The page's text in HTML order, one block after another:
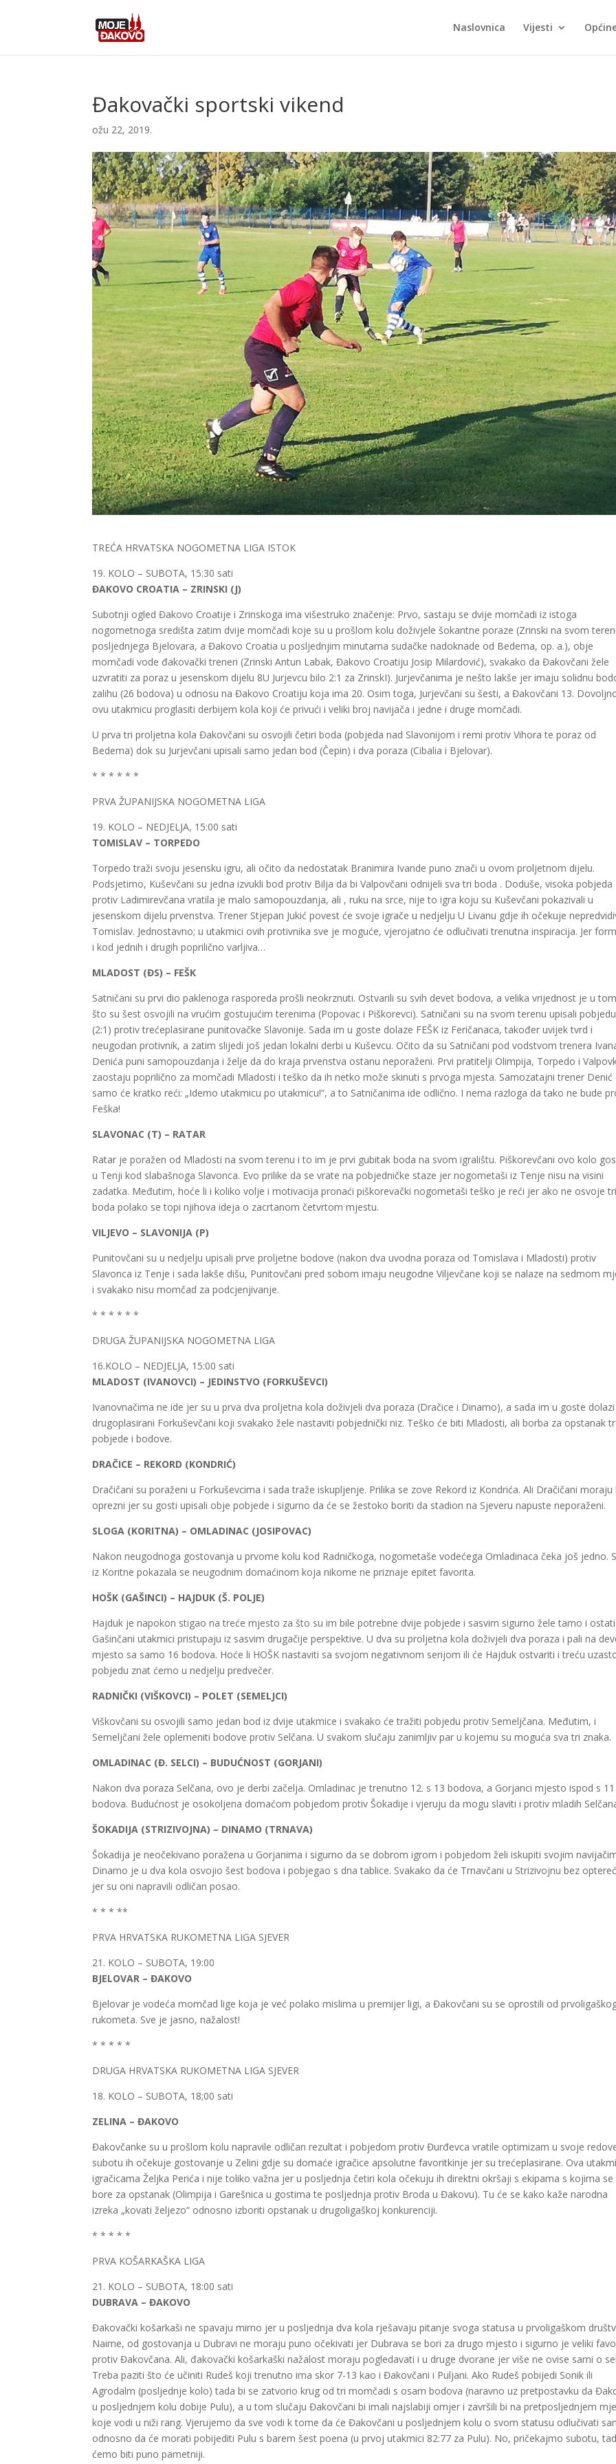
Naslovnica Vijesti
Đakovački sportski vikend
ožu 22, 2019.
TREĆA HRVATSKA NOGOMETNA LIGA ISTOK
19. KOLO – SUBOTA, 15:30 sati
ĐAKOVO CROATIA – ZRINSKI (J)
Subotnji ogled Đakovo Croatije i Zrinskoga ima višestruko značenje: Prvo, sastaju se dvije momčadi iz istoga
nogometnoga središta zatim dvije momčadi koje su u prošlom kolu doživjele šokantne poraze (Zrinski na svom
posljednjega Bjelovara, a Đakovo Croatia u posljednjim minutama sudačke nadoknade od Bedema, op. a.), obje
momčadi vode đakovački treneri (Zrinski Antun Labak, Đakovo Croatiju Josip Milardović), svakako da Đakovčani žele
uzvratiti za poraz u jesenskom dijelu 8U Jurjevcu bilo 2:1 za ZrinskI). Jurjevčanima je nešto lakše jer imaju solidnu
zalihu (26 bodova) u odnosu na Đakovo Croatiju koja ima 20. Osim toga, Jurjevčani su šesti, a Đakovčani 13.
ovu utakmicu proglasiti derbijem kola koji će privući i veliki broj navijača i jedne i druge momčadi.
U prva tri proljetna kola Đakovčani su osvojili četiri boda (pobjeda nad Slavonijom i remi protiv Vihora te poraz od
Bedema) dok su Jurjevčani upisali samo jedan bod (Čepin) i dva poraza (Cibalia i Bjelovar).
* * * * * *
PRVA ŽUPANIJSKA NOGOMETNA LIGA
19. KOLO – NEDJELJA, 15:00 sati
TOMISLAV – TORPEDO
Torpedo traži svoju jesensku igru, ali očito da nedostatak Branimira Ivande puno znači u ovom proljetnom dijelu.
Podsjetimo, Kuševčani su jedna izvukli bod protiv Bilja da bi Valpovčani odnijeli sva tri boda . Doduše, visoka pobjeda
protiv Ladimirevčana vratila je malo samopouzdanja, ali , ruku na srce, nije to igra koju su Kuševčani pokazivali u
jesenskom dijelu prvenstva. Trener Stjepan Jukić povest će svoje igrače u nedjelju U Livanu gdje ih očekuje
Tomislav. Jednostavno; u utakmici ovih protivnika sve je moguće, vjerojatno će odlučivati trenutna inspiracija. Jer
i kod jednih i drugih poprilično varljiva…
MLADOST (ĐS) – FEŠK
Satničani su prvi dio paklenoga rasporeda prošli neokrznuti. Ostvarili su svih devet bodova, a velika vrijednost je u
što su šest osvojili na vrućim gostujućim terenima (Popovac i Piškorevci). Satničani su na svom terenu upisali pobjedu
(2:1) protiv trećeplasiranepunitovačke Slavonije. Sada im u goste dolaze FEŠK iz Feričanaca, također uvijek tvrd i
neugodan protivnik, a zatim slijedi još jedan lokalni derbi u Kuševcu. Očito da su Satničani pod vodstvom trenera
Denića puni samopouzdanja i želje da do kraja prvenstva ostanu neporaženi. Prvi pratitelji Olimpija, Torpedo i
zaostaju poprilično za momčadi Mladosti i teško da ih netko može skinuti s prvoga mjesta. Samozatajni trener Denić
samo će kratko reći: „Idemo utakmicu po utakmicu!“, a to Satničanima ide odlično. I nema razloga da tako ne bude
Feška!
SLAVONAC (T) – RATAR
Ratar je poražen od Mladosti na svom terenu i to im je prvi gubitak boda na svom igralištu. Piškorevčani ovo kolo
u Tenji kod slabašnoga Slavonca. Evo prilike da se vrate na pobjedničke staze jer nogometaši iz Tenje nisu na visini
zadatka. Međutim, hoće li i koliko volje i motivacija pronaći piškorevački nogometaši teško je reći jer ako ne osvoje tri
boda polako se topi njihova ideja o zacrtanom četvrtom mjestu.
VILJEVO – SLAVONIJA (P)
Punitovčani su u nedjelju upisali prve proljetne bodove (nakon dva uvodna poraza od Tomislava i Mladosti) protiv
Slavonca iz Tenje i sada lakše dišu, Punitovčani pred sobom imaju neugodne Viljevčane koji se nalaze na sedmom
i svakako nisu momčad za podcjenjivanje.
* * * * * *
DRUGA ŽUPANIJSKA NOGOMETNA LIGA
16.KOLO – NEDJELJA, 15:00 sati
MLADOST (IVANOVCI) – JEDINSTVO (FORKUŠEVCI)
Ivanovnačima ne ide jer su u prva dva proljetna kola doživjeli dva poraza (Dračice i Dinamo), a sada im u goste dolazi
drugoplasirani Forkuševčani koji svakako žele nastaviti pobjednički niz. Teško će biti Mladosti, ali borba za opstanak
pobjede i bodove.
DRAČICE – REKORD (KONDRIĆ)
Dračičani su poraženi u Forkuševcima i sada traže iskupljenje. Prilika se zove Rekord iz Kondrića. Ali Dračičani moraju
oprezni jer su gosti upisali obje pobjede i sigurno da će se žestoko boriti da stadion na Sjeveru napuste neporaženi.
SLOGA (KORITNA) – OMLADINAC (JOSIPOVAC)
Nakon neugodnoga gostovanja u prvome kolu kod Radničkoga, nogometaše vodećega Omladinaca čeka još jedno.
iz Koritne pokazala se neugodnim domaćinom koja nikome ne priznaje epitet favorita.
HOŠK (GAŠINCI) – HAJDUK (Š. POLJE)
Hajduk je napokon stigao na treće mjesto za što su im bile potrebne dvije pobjede i sasvim sigurno žele tamo i ostati.
Gašinčani utakmici pristupaju iz sasvim drugačije perspektive. U dva su proljetna kola doživjeli dva poraza i pali na
mjesto sa samo 16 bodova. Hoće li HOŠK nastaviti sa svojom negativnom serijom ili će Hajduk ostvariti i treću
pobjedu znat ćemo u nedjelju predvečer.
RADNIČKI (VIŠKOVCI) – POLET (SEMELJCI)
Viškovčani su osvojili samo jedan bod iz dvije utakmice i svakako će tražiti pobjedu protiv Semeljčana. Međutim, i
Semeljčani žele oplemeniti bodove protiv Selčana. U svakom slučaju zanimljiv par u kojemu su moguća sva tri znaka.
OMLADINAC (Đ. SELCI) – BUDUĆNOST (GORJANI)
Nakon dva poraza Selčana, ovo je derbi začelja. Omladinac je trenutno 12. s 13 bodova, a Gorjanci mjesto ispod s 11
bodova. Budućnost je osokoljena domaćompobjedom protiv Šokadije i vjeruju da mogu slaviti i protiv mladih
ŠOKADIJA (STRIZIVOJNA) – DINAMO (TRNAVA)
Šokadija je neočekivano poražena u Gorjanima i sigurno da se dobrom igrom i pobjedom želi iskupiti svojim
Dinamo je u dva kola osvojio šest bodova i pobjegao s dna tablice. Svakako da će Trnavčani u Strizivojnu bez
jer su oni napravili odličan posao.
* * * **
PRVA HRVATSKA RUKOMETNA LIGA SJEVER
21. KOLO – SUBOTA, 19:00
BJELOVAR – ĐAKOVO
Bjelovar je vodeća momčad lige koja je već polako mislima u premijer ligi, a Đakovčani su se oprostili od
rukometa. Sve je jasno, nažalost!
* * * * *
DRUGA HRVATSKA RUKOMETNA LIGA SJEVER
18. KOLO – SUBOTA, 18;00 sati
ZELINA – ĐAKOVO
Đakovčanke su u prošlom kolu napravile odličan rezultat i pobjedom protiv Đurđevca vratile optimizam u svoje
subotu ih očekuje gostovanje u Zelini gdje su domaće igračice apsolutne favoritkinje jer su trećeplasirane. Ova
igračicama Željka Perića i nije toliko važna jer u posljednja četiri kola očekuju ih direktni okršaji s ekipama s kojima se
bore za opstanak (Olimpija i Garešnica u gostima te posljednja protiv Broda u Đakovu). Tu će se kako kaže narodna
izreka „kovati željezo“ odnosno izboriti opstanak u drugoligaškoj konkurenciji.
* * * * *
PRVA KOŠARKAŠKA LIGA
21. KOLO – SUBOTA, 18:00 sati
DUBRAVA – ĐAKOVO
Đakovački košarkaši ne spavaju mirno jer u posljednja dva kola rješavaju pitanje svoga statusa u prvoligaškom
Naime, od gostovanja u Dubravi ne moraju puno očekivati jer Dubrava se bori za drugo mjesto i sigurno je veliki
protiv Đakovčana. Ali, đakovački košarkaški nažalost moraju pogledavati i u druge dvorane jer više ne ovise sami o
Treba paziti što ćeučiniti Rudeš koji trenutno ima skor 7-13 kao i Đakovčani i Puljani.Ako Rudeš pobijedi Sonik ili
Agrodalm (posljednje kolo) tada bi se zatvorio krug od tri momčadi s osam bodova (naravno uz pretpostavku da
u posljednjem kolu dobije Pulu), a u tom slučaju Đakovčani bi imali najslabiji omjer i završili bi na pretposljednjem
koje vodi u niži rang. Vjerujemo da sve vodi k tome da će Đakovčani u posljednjem kolu o svom statusu odlučivati
odnosno da će morati pobijediti Pulu s barem šest poena (u prvoj utakmici 82:77 za Pulu). No, pričekajmo subotu,
ćemo biti puno pametniji.